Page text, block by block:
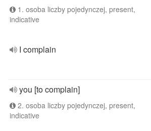
1. osoba liczby pojedynczej, present,
indicative
I complain
you [to complain]
2. osoba liczby pojedynczej, present,
indicative